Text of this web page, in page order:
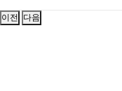
이전 다음